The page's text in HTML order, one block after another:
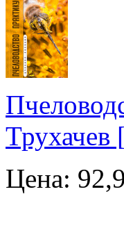
Цена: